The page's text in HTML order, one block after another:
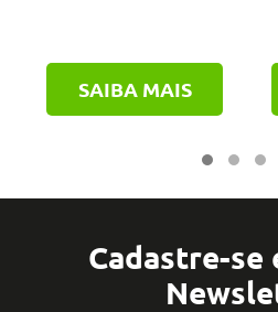
SAIBA MAIS
Cadastre-se